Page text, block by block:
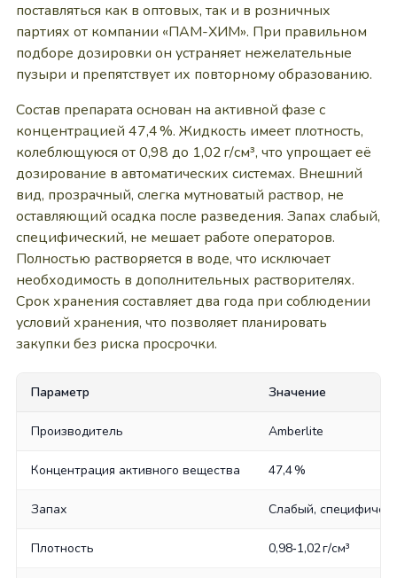
поставляться как в оптовых, так и в розничных
партиях от компании «ПАМ-ХИМ». При правильном
подборе дозировки он устраняет нежелательные
пузыри и препятствует их повторному образованию.
Состав препарата основан на активной фазе с
концентрацией 47,4 %. Жидкость имеет плотность,
колеблющуюся от 0,98 до 1,02 г/см³, что упрощает её
дозирование в автоматических системах. Внешний
вид, прозрачный, слегка мутноватый раствор, не
оставляющий осадка после разведения. Запах слабый,
специфический, не мешает работе операторов.
Полностью растворяется в воде, что исключает
необходимость в дополнительных растворителях.
Срок хранения составляет два года при соблюдении
условий хранения, что позволяет планировать
закупки без риска просрочки.
Параметр Значение
Производитель Amberlite
Концентрация активного вещества 47,4 %
Запах Слабый,
Плотность 0,98‑1,02 г/см³